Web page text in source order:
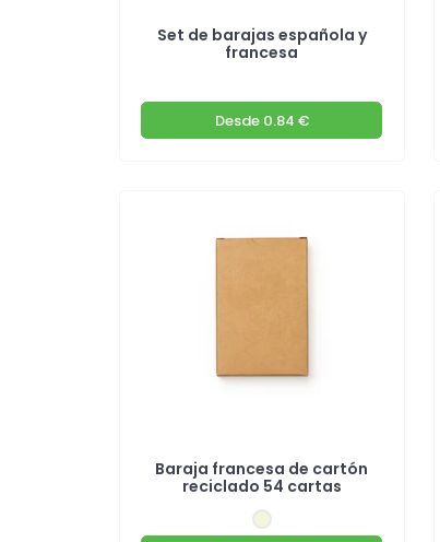
Set de barajas española y
francesa
Desde0.84 €
Baraja francesa de cartón
reciclado 54 cartas